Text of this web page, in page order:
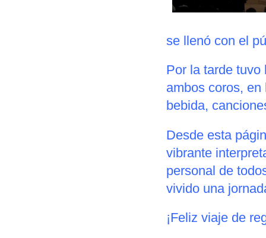
se llenó con el
Por la tarde tuvo
ambos coros,
bebida,
Desde esta
vibrante
personal de
vivido una
¡Feliz viaje de